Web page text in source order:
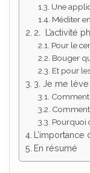
Une
Méditer
2. L’activité
Pour le
Bouger
Et pour
3. Je me
Comment
Pourquoi
En résumé